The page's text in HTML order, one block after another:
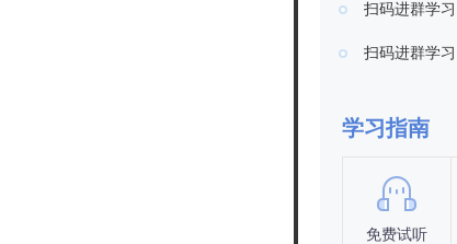
扫码进群学习
扫码进群学习
学习指南
免费试听